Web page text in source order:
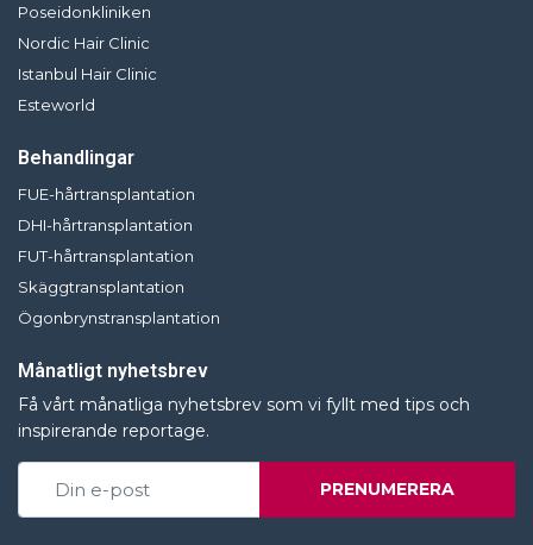
Poseidonkliniken
Nordic Hair Clinic
Istanbul Hair Clinic
Esteworld
Behandlingar
FUE-hårtransplantation
DHI-hårtransplantation
FUT-hårtransplantation
Skäggtransplantation
Ögonbrynstransplantation
Månatligt nyhetsbrev
Få vårt månatliga nyhetsbrev som vi fyllt med tips och
inspirerande reportage.
PRENUMERERA